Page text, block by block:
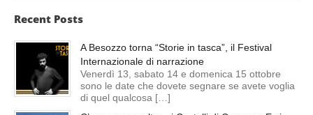
Recent Posts
A Besozzo torna “Storie in tasca”, il Festival
Internazionale di narrazione
Venerdì 13, sabato 14 e domenica 15 ottobre
sono le date che dovete segnare se avete voglia
di quel qualcosa […]